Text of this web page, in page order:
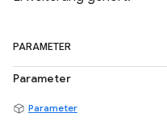
PARAMETER
Parameter
Parameter